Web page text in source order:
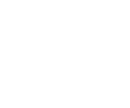
cost